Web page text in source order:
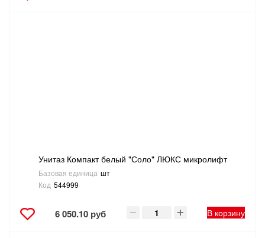
Унитаз Компакт белый "Соло" ЛЮКС микролифт
Базовая единица шт
Код 544999
6 050.10 руб В корзину